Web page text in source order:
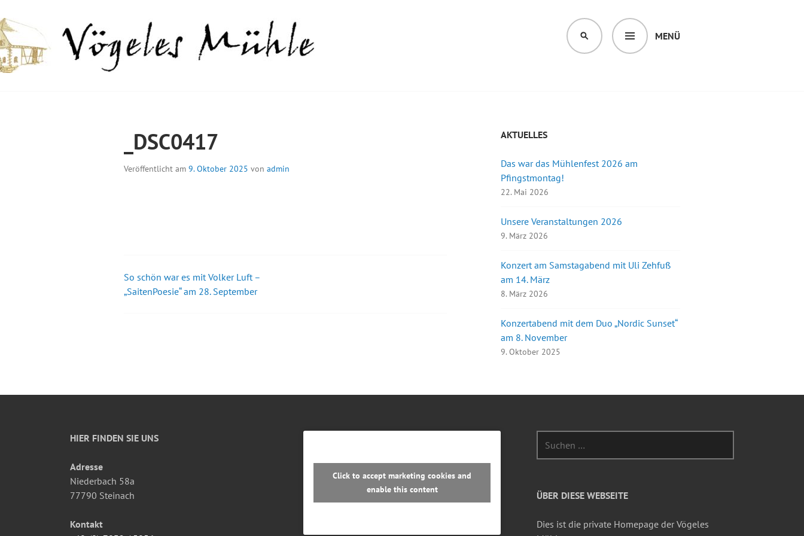
zum
Inhalt
MENÜ
SUCHEN
_DSC0417
Veröffentlicht am 9. Oktober 2025 von admin
Beitrags-
So schön war es mit Volker Luft –
„SaitenPoesie“ am 28. September
AKTUELLES
Das war das Mühlenfest 2026 am
Pfingstmontag!
22. Mai 2026
Unsere Veranstaltungen 2026
9. März 2026
Konzert am Samstagabend mit Uli Zehfuß
am 14. März
8. März 2026
Konzertabend mit dem Duo „Nordic Sunset“
am 8. November
9. Oktober 2025
HIER FINDEN SIE UNS
Adresse
Niederbach 58a
77790 Steinach
Kontakt
Click to accept marketing cookies and
enable this content
nach:
ÜBER DIESE WEBSEITE
Dies ist die private Homepage der Vögeles